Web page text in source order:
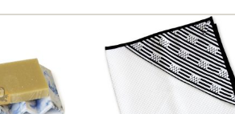
Ajouter
aux
favoris